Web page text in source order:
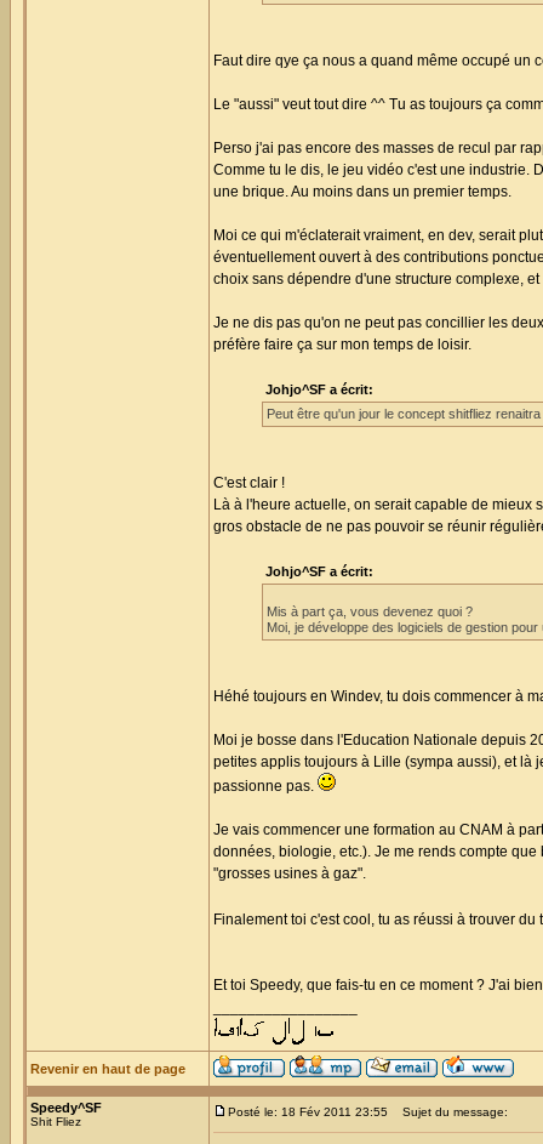
Faut dire qye ça nous a quand même occupé un
Le "aussi" veut tout dire ^^ Tu as toujours ça
Perso j'ai pas encore des masses de recul par
Comme tu le dis, le jeu vidéo c'est une industrie.
une brique. Au moins dans un premier temps.
Moi ce qui m'éclaterait vraiment, en dev, serait
éventuellement ouvert à des contributions
choix sans dépendre d'une structure complexe,
Je ne dis pas qu'on ne peut pas concillier les
préfère faire ça sur mon temps de loisir.
Johjo^SF a écrit:
Peut être qu'un jour le concept shitfliez
C'est clair !
Là à l'heure actuelle, on serait capable de mieux
gros obstacle de ne pas pouvoir se réunir
Johjo^SF a écrit:
Mis à part ça, vous devenez quoi ?
Moi, je développe des logiciels de gestion
Héhé toujours en Windev, tu dois commencer à
Moi je bosse dans l'Education Nationale depuis
petites applis toujours à Lille (sympa aussi), et là
passionne pas.
Je vais commencer une formation au CNAM à
données, biologie, etc.). Je me rends compte
"grosses usines à gaz".
Finalement toi c'est cool, tu as réussi à trouver
Et toi Speedy, que fais-tu en ce moment ? J'ai
Revenir en haut de page
Speedy^SF
Shit Fliez
Posté le: 18 Fév 2011 23:55 Sujet du message: